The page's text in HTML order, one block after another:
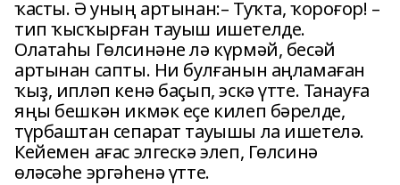
ҡасты. Ә уның артынан:– Туҡта, ҡороғор! –
тип ҡыс­ҡырған тауыш ишетелде.
Олатаһы Гөлсинәне лә күрмәй, бесәй
артынан сапты. Ни булғанын аңламаған
ҡыҙ, ипләп кенә баҫып, эскә үтте. Танауға
яңы бешкән икмәк еҫе килеп бәрелде,
түрбаштан сепарат тауышы ла ишетелә.
Кейемен ағас элгескә элеп, Гөлсинә
өләсәһе эргәһенә үтте.